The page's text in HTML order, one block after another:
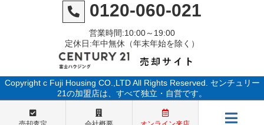
0120-060-021
営業時間:10:00～19:00
定休日:年中無休（年末年始を除く）
Copyright c Fuji Housing CO.,LTD All Rights Reserved. センチュリー
21の加盟店は、すべて独立・自営です。